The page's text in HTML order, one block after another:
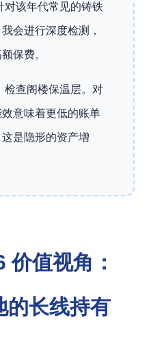
对该年代常见的铸铁
会进行深度检测，
保费。
检查阁楼保温层。对
意味着更低的账单
是隐形的资产增
价值视角：
的长线持有